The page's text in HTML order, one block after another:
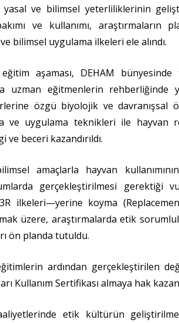
yasal ve bilimsel yeterliliklerinin
ve kullanımı,
bilimsel uygulama ilkeleri ele alındı.
eğitim aşaması, DEHAM
uzman eğitmenlerin rehberliğinde
özgü biyolojik ve davranışsal
ve uygulama teknikleri ile hayvan
beceri kazandırıldı.
amaçlarla hayvan
gerçekleştirilmesi gerektiği
ilkeleri—yerine koyma
üzere, araştırmalarda etik
ön planda tutuldu.
ardından gerçekleştirilen
Kullanım Sertifikası almaya hak
etik kültürün